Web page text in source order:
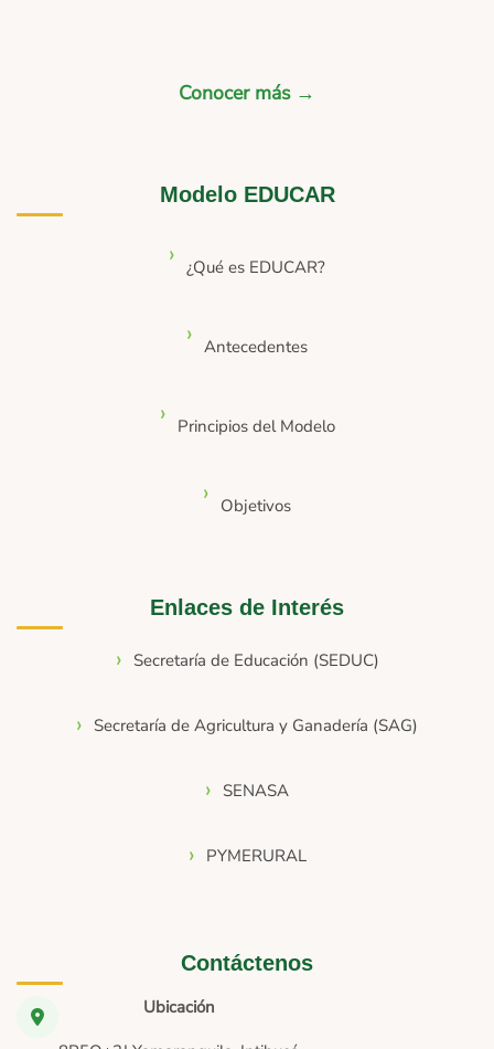
Conocer más →
Modelo EDUCAR
¿Qué es EDUCAR?
Antecedentes
Principios del Modelo
Objetivos
Enlaces de Interés
Secretaría de Educación (SEDUC)
Secretaría de Agricultura y Ganadería (SAG)
SENASA
PYMERURAL
Contáctenos
Ubicación